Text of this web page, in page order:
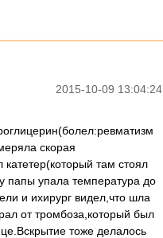
2015-10-09 13:04:24
скорая
там стоял
папы упала температура до
и ихирург видел,что шла
от тромбоза,который был
тоже делалось